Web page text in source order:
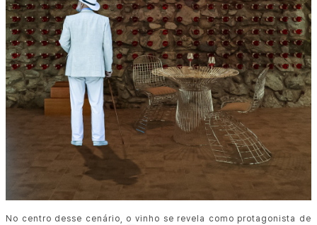
No centro desse cenário, o vinho se revela como protagonista de